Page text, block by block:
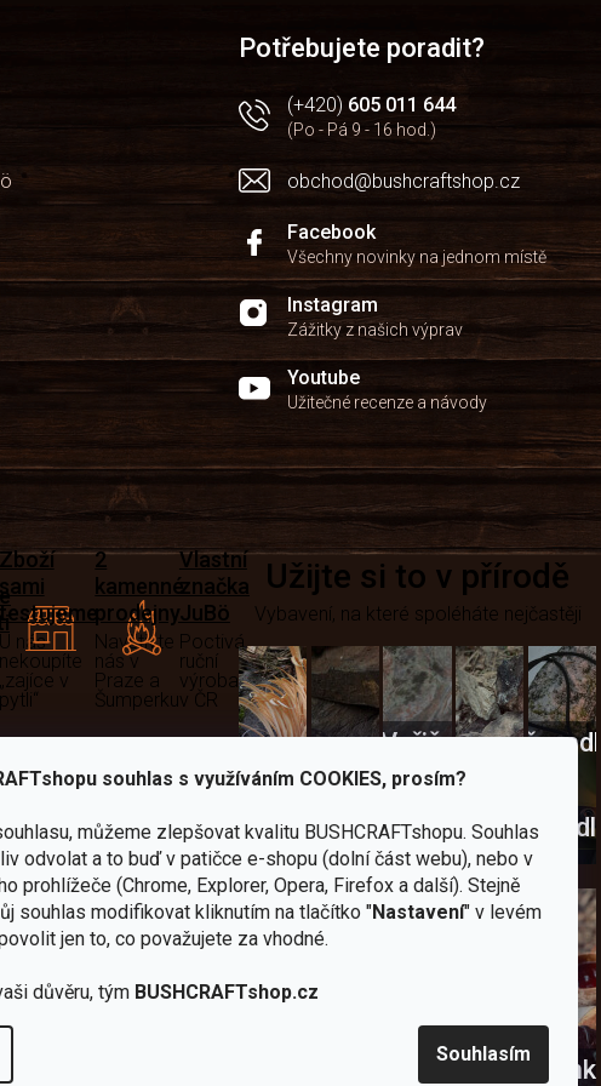
souhlas s využíváním COOKIES, prosím?
můžeme zlepšovat kvalitu BUSHCRAFTshopu. Souhlas
odvolat a to buď v patičce e-shopu (dolní část webu), nebo v
prohlížeče (Chrome, Explorer, Opera, Firefox a další). Stejně
souhlas modifikovat kliknutím na tlačítko "Nastavení" v levém
jen to, co považujete za vhodné.
důvěru, tým BUSHCRAFTshop.cz
Souhlasím
Potřebujete poradit?
(+420) 605 011 644
(Po - Pá 9 - 16 hod.)
obchod@bushcraftshop.cz
Facebook
Všechny novinky na jednom místě
Instagram
Zážitky z našich výprav
Youtube
Užitečné recenze a návody
sami
U nás
nekoupíte
„zajíce v
pytli“
2
kamenné
prodejny
Navštivte
nás v
Praze a
Šumperku
Vlastní
značka
JuBö
Poctivá
ruční
výroba
v ČR
Užijte si to v přírodě
Vybavení, na které spoléháte nejčastěji
Nože Sekery
Vařiče
a
kartušeNádobí
Křesadla
škrtadla
a
kabátyBrouskyNovinky